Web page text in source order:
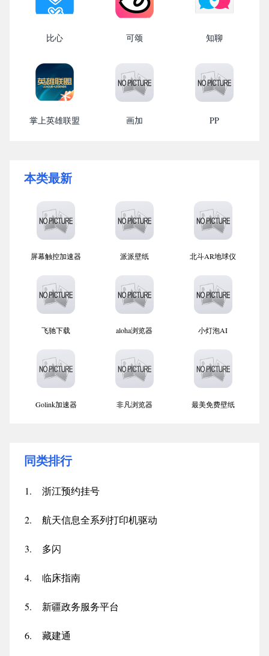
比心 可颂 知聊
掌上英雄联盟 画加 PP
本类最新
屏幕触控加速器 派派壁纸 北斗AR地球仪
飞驰下载 aloha浏览器 小灯泡AI
Golink加速器 非凡浏览器 最美免费壁纸
同类排行
1. 浙江预约挂号
2. 航天信息全系列打印机驱动
3. 多闪
4. 临床指南
5. 新疆政务服务平台
6. 藏建通